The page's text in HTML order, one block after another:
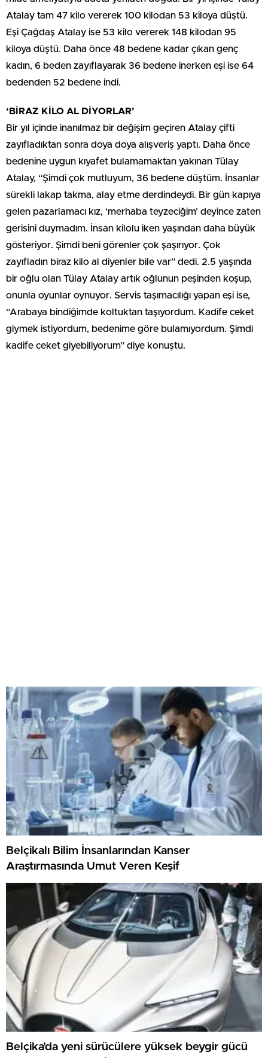
Atalay tam 47 kilo vererek 100 kilodan 53 kiloya düştü.
Eşi Çağdaş Atalay ise 53 kilo vererek 148 kilodan 95
kiloya düştü. Daha önce 48 bedene kadar çıkan genç
kadın, 6 beden zayıflayarak 36 bedene inerken eşi ise 64
bedenden 52 bedene indi.
‘BİRAZ KİLO AL DİYORLAR’
Bir yıl içinde inanılmaz bir değişim geçiren Atalay çifti
zayıfladıktan sonra doya doya alışveriş yaptı. Daha önce
bedenine uygun kıyafet bulamamaktan yakınan Tülay
Atalay, “Şimdi çok mutluyum, 36 bedene düştüm. İnsanlar
sürekli lakap takma, alay etme derdindeydi. Bir gün kapıya
gelen pazarlamacı kız, ‘merhaba teyzeciğim’ deyince zaten
gerisini duymadım. İnsan kilolu iken yaşından daha büyük
gösteriyor. Şimdi beni görenler çok şaşırıyor. Çok
zayıfladın biraz kilo al diyenler bile var” dedi. 2.5 yaşında
bir oğlu olan Tülay Atalay artık oğlunun peşinden koşup,
onunla oyunlar oynuyor. Servis taşımacılığı yapan eşi ise,
“Arabaya bindiğimde koltuktan taşıyordum. Kadife ceket
giymek istiyordum, bedenime göre bulamıyordum. Şimdi
kadife ceket giyebiliyorum” diye konuştu.
Belçikalı Bilim İnsanlarından Kanser
Araştırmasında Umut Veren Keşif
Belçika’da yeni sürücülere yüksek beygir gücü